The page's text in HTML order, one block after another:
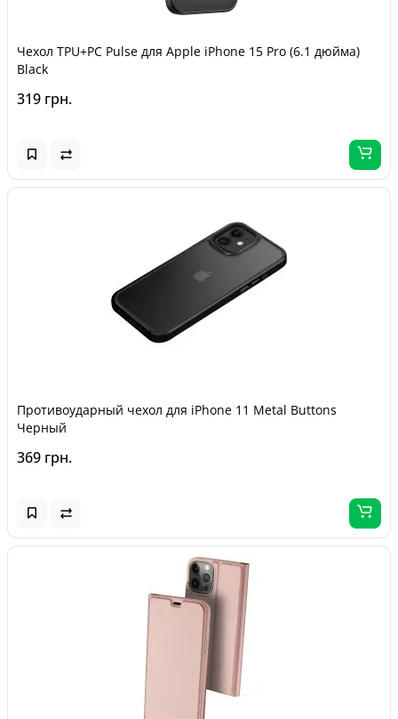
Чехол TPU+PC Pulse для Apple iPhone 15 Pro (6.1 дюйма)
Black
319 грн.
Противоударный чехол для iPhone 11 Metal Buttons
Черный
369 грн.